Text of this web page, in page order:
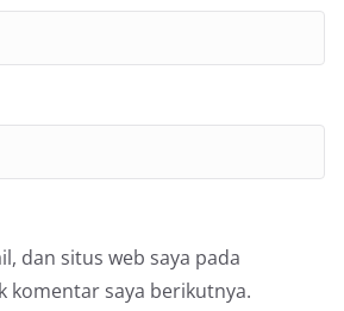
dan situs web saya pada
komentar saya berikutnya.